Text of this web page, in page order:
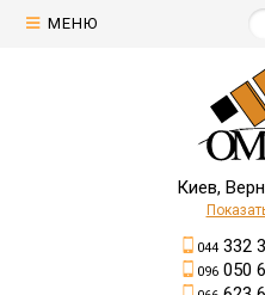
МЕНЮ
Киев,
044332
096050